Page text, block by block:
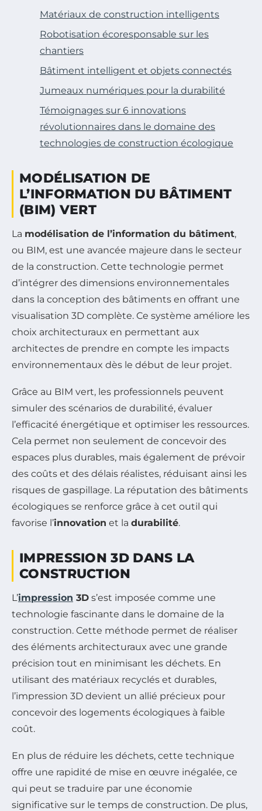
Matériaux de construction intelligents
Robotisation écoresponsable sur les
chantiers
Bâtiment intelligent et objets connectés
Jumeaux numériques pour la durabilité
Témoignages sur 6 innovations
révolutionnaires dans le domaine des
technologies de construction écologique
MODÉLISATION DE
L’INFORMATION DU BÂTIMENT
(BIM) VERT
La modélisation de l’information du bâtiment,
ou BIM, est une avancée majeure dans le secteur
de la construction. Cette technologie permet
d’intégrer des dimensions environnementales
dans la conception des bâtiments en offrant une
visualisation 3D complète. Ce système améliore les
choix architecturaux en permettant aux
architectes de prendre en compte les impacts
environnementaux dès le début de leur projet.
Grâce au BIM vert, les professionnels peuvent
simuler des scénarios de durabilité, évaluer
l’efficacité énergétique et optimiser les ressources.
Cela permet non seulement de concevoir des
espaces plus durables, mais également de prévoir
des coûts et des délais réalistes, réduisant ainsi les
risques de gaspillage. La réputation des bâtiments
écologiques se renforce grâce à cet outil qui
favorise l’innovation et la durabilité.
IMPRESSION 3D DANS LA
CONSTRUCTION
L’impression 3D s’est imposée comme une
technologie fascinante dans le domaine de la
construction. Cette méthode permet de réaliser
des éléments architecturaux avec une grande
précision tout en minimisant les déchets. En
utilisant des matériaux recyclés et durables,
l’impression 3D devient un allié précieux pour
concevoir des logements écologiques à faible
coût.
En plus de réduire les déchets, cette technique
offre une rapidité de mise en œuvre inégalée, ce
qui peut se traduire par une économie
significative sur le temps de construction. De plus,